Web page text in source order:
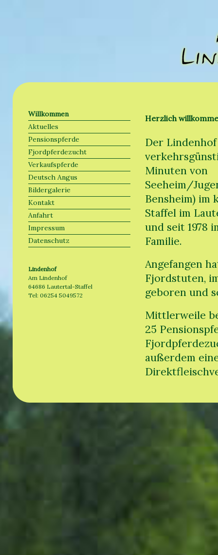
Herzlich
Der
Minuten von
Seeheim/
Bensheim) im
Staffel im
und seit 1978
Familie.
Angefangen
Fjordstuten,
geboren und
Mittlerweile
25
außerdem
Willkommen
Aktuelles
Pensionspferde
Fjordpferdezucht
Verkaufspferde
Deutsch Angus
Bildergalerie
Kontakt
Anfahrt
Impressum
Datenschutz
Lindenhof
Am Lindenhof
64686 Lautertal-Staffel
Tel: 06254 5049572